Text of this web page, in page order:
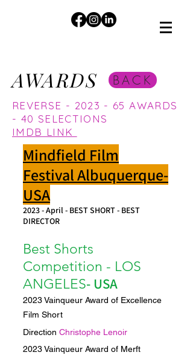
AWARDS BACK
REVERSE - 2023 - 65 AWARDS
- 40 SELECTIONS
IMDB LINK
Mindfield Film
Festival Albuquerque-
USA​
2023 - April - BEST SHORT - BEST
DIRECTOR
Best Shorts
Competition - LOS
ANGELES- USA
2023 Vainqueur Award of Excellence
Film Short
Direction Christophe Lenoir
2023 Vainqueur Award of Merft